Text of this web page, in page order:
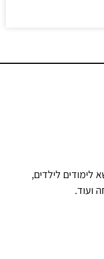
לימודים לילדים,
ועוד.